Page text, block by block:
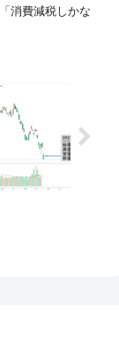
消費減税しかな